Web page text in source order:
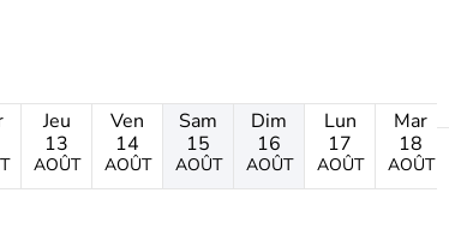
Jeu
13
AOÛT
Ven
14
AOÛT
Sam
15
AOÛT
Dim
16
AOÛT
Lun
17
AOÛT
Mar
18
AOÛT